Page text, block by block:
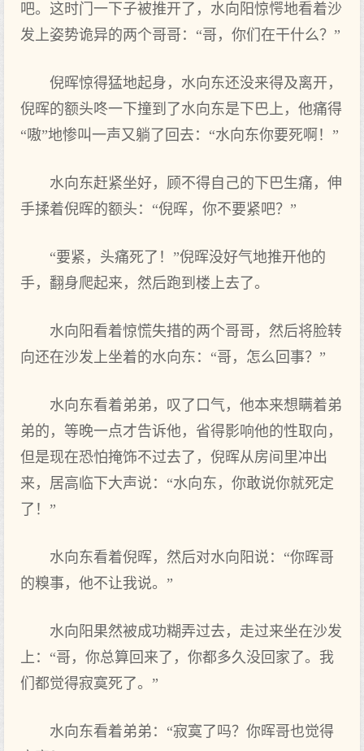
吧。这时门一下子被推开了，水向阳惊愕地看着沙
发上姿势诡异的两个哥哥：“哥，你们在干什么？”
倪晖惊得猛地起身，水向东还没来得及离开，
倪晖的额头咚一下撞到了水向东是下巴上，他痛得
“嗷”地惨叫一声又躺了回去：“水向东你要死啊！”
水向东赶紧坐好，顾不得自己的下巴生痛，伸
手揉着倪晖的额头：“倪晖，你不要紧吧？”
“要紧，头痛死了！”倪晖没好气地推开他的
手，翻身爬起来，然后跑到楼上去了。
水向阳看着惊慌失措的两个哥哥，然后将脸转
向还在沙发上坐着的水向东：“哥，怎么回事？”
水向东看着弟弟，叹了口气，他本来想瞒着弟
弟的，等晚一点才告诉他，省得影响他的性取向，
但是现在恐怕掩饰不过去了，倪晖从房间里冲出
来，居高临下大声说：“水向东，你敢说你就死定
了！”
水向东看着倪晖，然后对水向阳说：“你晖哥
的糗事，他不让我说。”
水向阳果然被成功糊弄过去，走过来坐在沙发
上：“哥，你总算回来了，你都多久没回家了。我
们都觉得寂寞死了。”
水向东看着弟弟：“寂寞了吗？你晖哥也觉得